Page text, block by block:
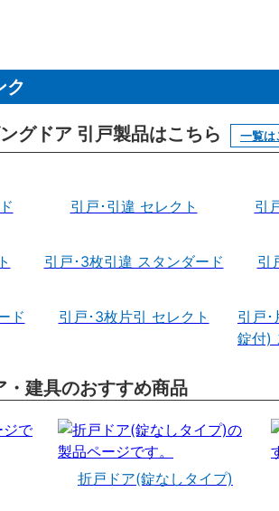
ク
グドア 引戸製品はこちら 一覧は
引戸･引違 セレクト 引
引戸･3枚引違 スタンダード 引
ド 引戸･3枚片引 セレクト
引戸･
錠付)
建具のおすすめ商品
折戸ドア(錠なしタイプ)